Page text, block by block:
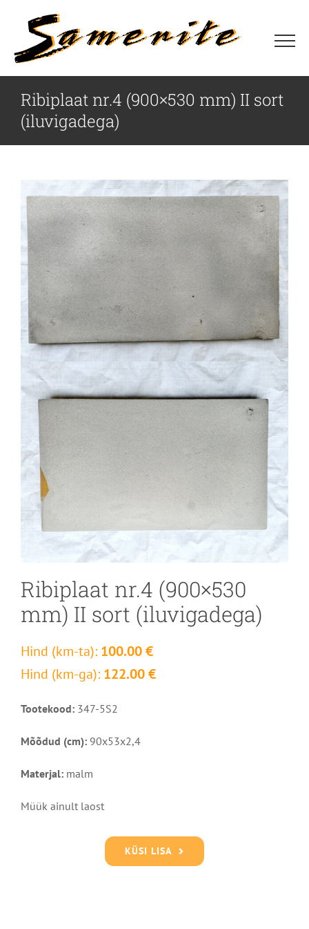
content
Ribiplaat nr.4 (900×530 mm) II sort
(iluvigadega)
Ribiplaat nr.4 (900×530
mm) II sort (iluvigadega)
Hind (km-ta): 100.00 €
Hind (km-ga): 122.00 €
Tootekood: 347-5S2
Mõõdud (cm): 90x53x2,4
Materjal: malm
Müük ainult laost
KÜSI LISA